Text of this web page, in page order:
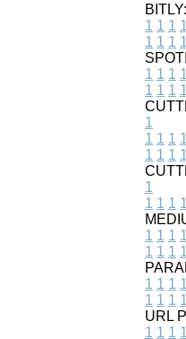
BITLY:
1 1 1 1
1 1 1 1
1 1 1 1
1 1 1 1
1
1 1 1 1
1 1 1 1
1
1 1 1 1
1 1 1 1
1 1 1 1
1 1 1 1
1 1 1 1
URL
1 1 1 1